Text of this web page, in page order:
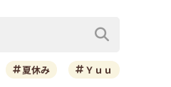
夏休み Ｙｕｕ